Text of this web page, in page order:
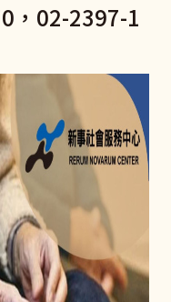
，02-2397-1